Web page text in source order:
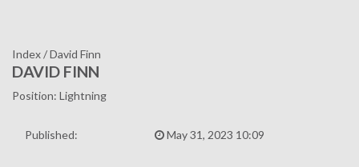
Index/David Finn
DAVID FINN
Position: Lightning
Published: May 31, 2023 10:09